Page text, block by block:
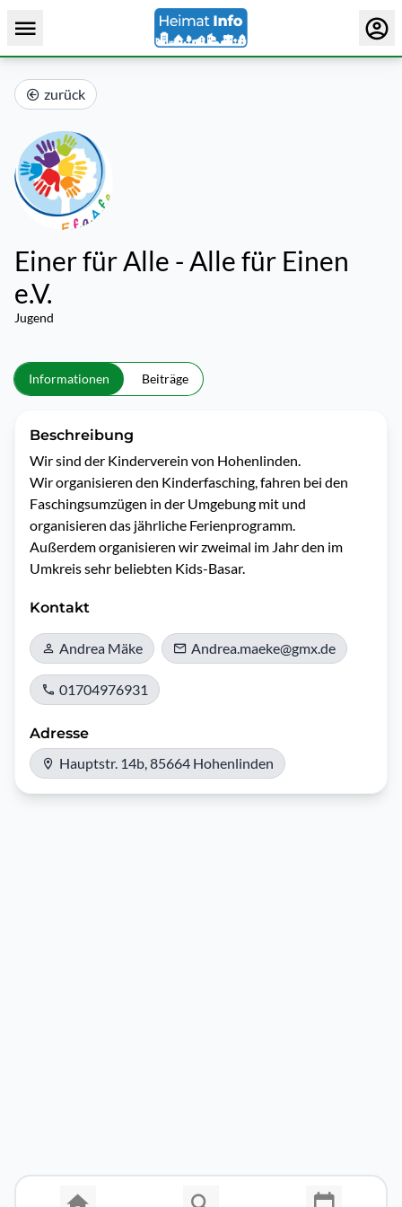
zurück
Einer für Alle - Alle für Einen
e.V.
Jugend
Informationen Beiträge
Beschreibung
Wir sind der Kinderverein von Hohenlinden.
Wir organisieren den Kinderfasching, fahren bei den
Faschingsumzügen in der Umgebung mit und
organisieren das jährliche Ferienprogramm.
Außerdem organisieren wir zweimal im Jahr den im
Umkreis sehr beliebten Kids-Basar.
Kontakt
Andrea Mäke Andrea.maeke@gmx.de
01704976931
Adresse
Hauptstr. 14b, 85664 Hohenlinden